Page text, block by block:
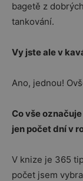
bagetě z
tankování.
Vy jste ale v
Ano, jednou!
Co vše
jen počet dní v
V knize je 365
počet jsem